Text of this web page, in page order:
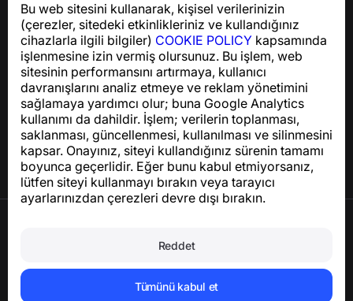
Bu web sitesini kullanarak, kişisel verilerinizin
(çerezler, sitedeki etkinlikleriniz ve kullandığınız
cihazlarla ilgili bilgiler) COOKIE POLICY kapsamında
işlenmesine izin vermiş olursunuz. Bu işlem, web
sitesinin performansını artırmaya, kullanıcı
davranışlarını analiz etmeye ve reklam yönetimini
sağlamaya yardımcı olur; buna Google Analytics
kullanımı da dahildir. İşlem; verilerin toplanması,
saklanması, güncellenmesi, kullanılması ve silinmesini
kapsar. Onayınız, siteyi kullandığınız sürenin tamamı
boyunca geçerlidir. Eğer bunu kabul etmiyorsanız,
lütfen siteyi kullanmayı bırakın veya tarayıcı
ayarlarınızdan çerezleri devre dışı bırakın.
Reddet
Tümünü kabul et
GDPR uyumluluğu ile ilgili sorular için:
support@numbuster.com
Yardım Merkezi
Haberler ve Makaleler
Proje hakkında
İletişim
Hesabı ve kişisel verileri silin